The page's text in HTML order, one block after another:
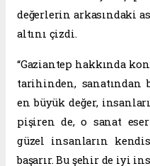
değerlerin arkasındaki
altını çizdi.
“Gaziantep hakkında
tarihinden, sanatından
en büyük değer,
pişiren de, o sanat
güzel insanların
başarır. Bu şehir de iyi